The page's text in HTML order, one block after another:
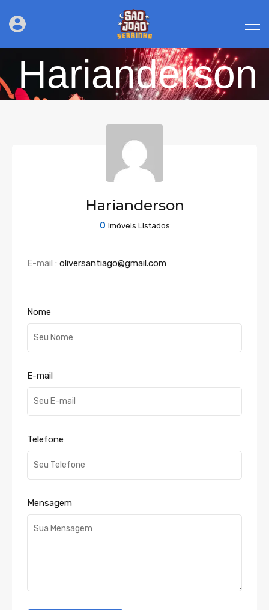
Harianderson
Harianderson
0 Imóveis Listados
E-mail : oliversantiago@gmail.com
Nome
E-mail
Telefone
Mensagem